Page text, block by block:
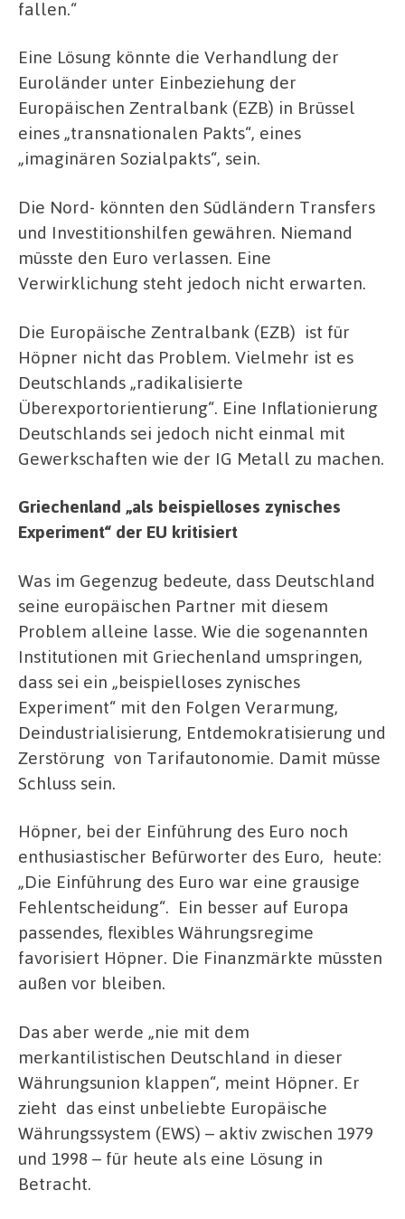
fallen.“
Eine Lösung könnte die Verhandlung der
Euroländer unter Einbeziehung der
Europäischen Zentralbank (EZB) in Brüssel
eines „transnationalen Pakts“, eines
„imaginären Sozialpakts“, sein.
Die Nord- könnten den Südländern Transfers
und Investitionshilfen gewähren. Niemand
müsste den Euro verlassen. Eine
Verwirklichung steht jedoch nicht erwarten.
Die Europäische Zentralbank (EZB) ist für
Höpner nicht das Problem. Vielmehr ist es
Deutschlands „radikalisierte
Überexportorientierung“. Eine Inflationierung
Deutschlands sei jedoch nicht einmal mit
Gewerkschaften wie der IG Metall zu machen.
Griechenland „als beispielloses zynisches
Experiment“ der EU kritisiert
Was im Gegenzug bedeute, dass Deutschland
seine europäischen Partner mit diesem
Problem alleine lasse. Wie die sogenannten
Institutionen mit Griechenland umspringen,
dass sei ein „beispielloses zynisches
Experiment“ mit den Folgen Verarmung,
Deindustrialisierung, Entdemokratisierung und
Zerstörung von Tarifautonomie. Damit müsse
Schluss sein.
Höpner, bei der Einführung des Euro noch
enthusiastischer Befürworter des Euro, heute:
„Die Einführung des Euro war eine grausige
Fehlentscheidung“. Ein besser auf Europa
passendes, flexibles Währungsregime
favorisiert Höpner. Die Finanzmärkte müssten
außen vor bleiben.
Das aber werde „nie mit dem
merkantilistischen Deutschland in dieser
Währungsunion klappen“, meint Höpner. Er
zieht das einst unbeliebte Europäische
Währungssystem (EWS) – aktiv zwischen 1979
und 1998 – für heute als eine Lösung in
Betracht.